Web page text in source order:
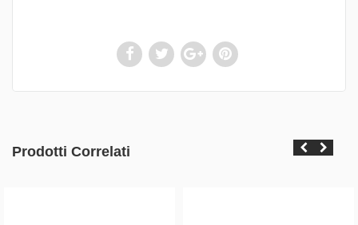
Prodotti Correlati